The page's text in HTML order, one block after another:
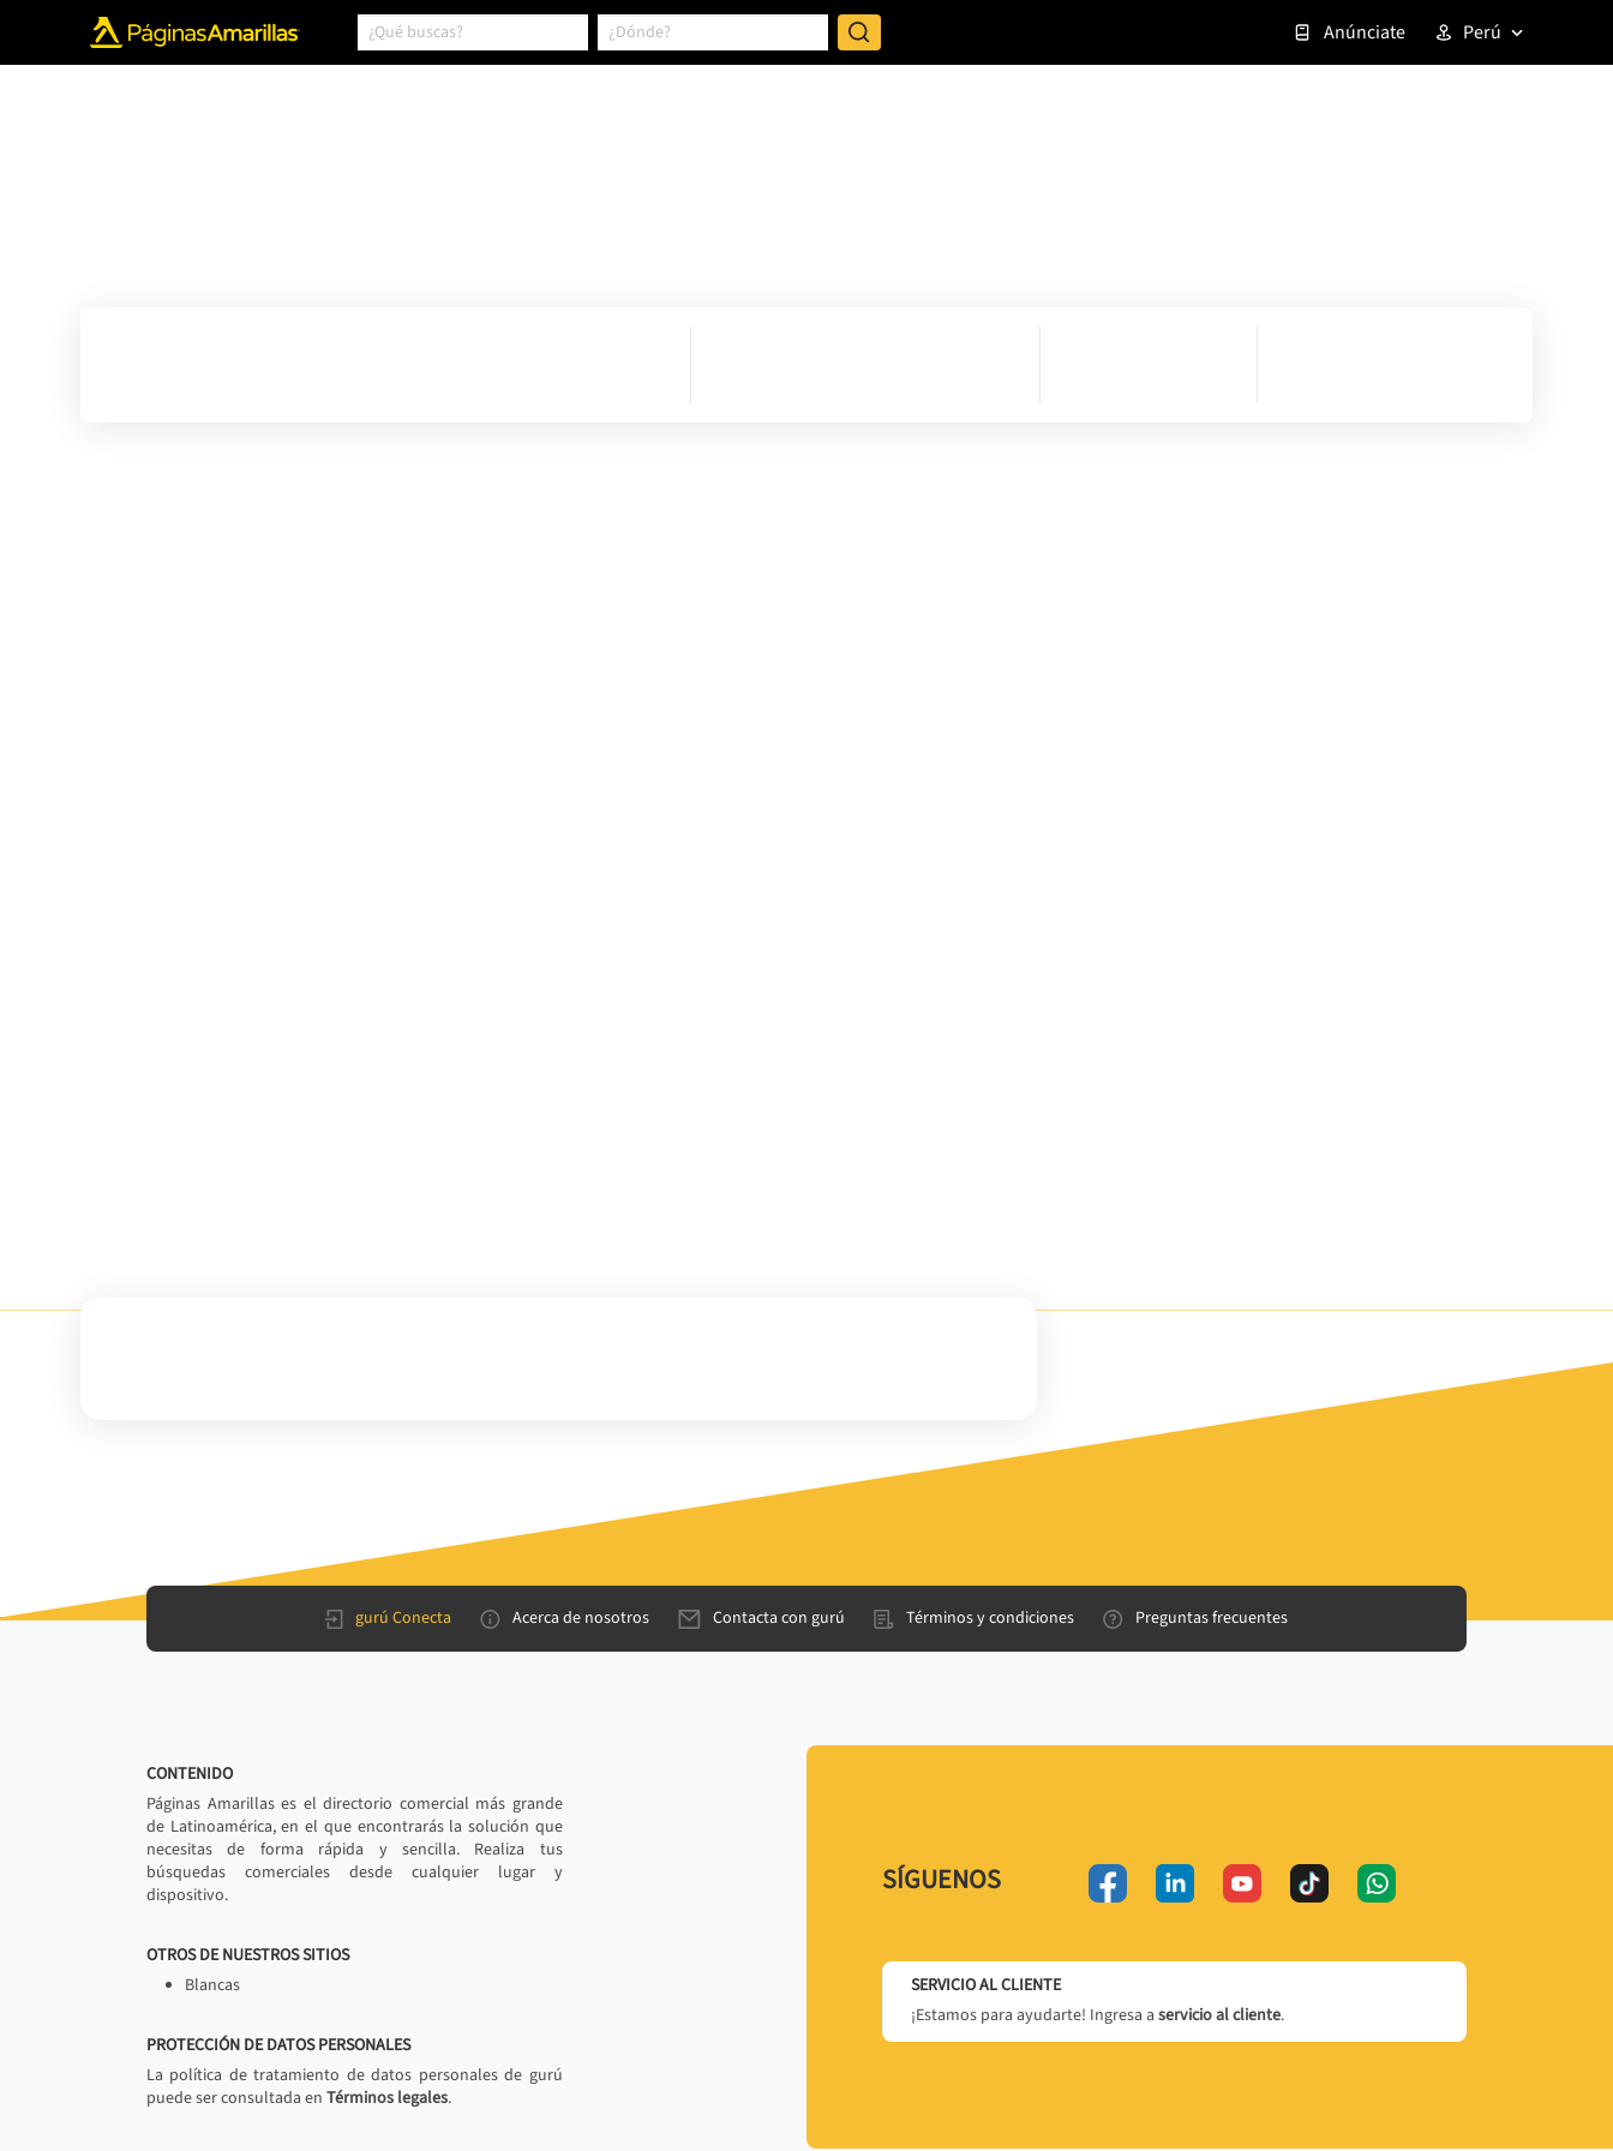
Anúnciate Perú
gurú Conecta Acerca de nosotros Contacta con gurú Términos y condiciones Preguntas frecuentes
CONTENIDO
Páginas Amarillas es el directorio comercial más grande
de Latinoamérica, en el que encontrarás la solución que
necesitas de forma rápida y sencilla. Realiza tus
búsquedas comerciales desde cualquier lugar y
dispositivo.
OTROS DE NUESTROS SITIOS
Blancas
PROTECCIÓN DE DATOS PERSONALES
La política de tratamiento de datos personales de gurú
puede ser consultada en Términos legales.
SÍGUENOS
SERVICIO AL CLIENTE
¡Estamos para ayudarte! Ingresa a servicio al cliente.